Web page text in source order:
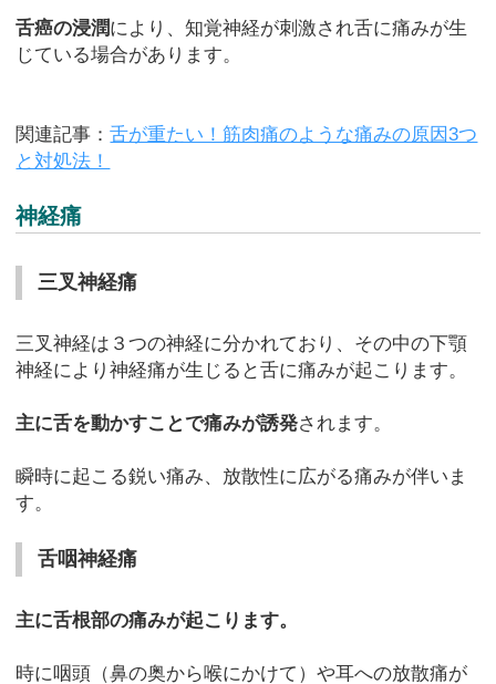
舌癌の浸潤により、知覚神経が刺激され舌に痛みが生
じている場合があります。
関連記事：舌が重たい！筋肉痛のような痛みの原因3つ
と対処法！
神経痛
三叉神経痛
三叉神経は３つの神経に分かれており、その中の下顎
神経により神経痛が生じると舌に痛みが起こります。
主に舌を動かすことで痛みが誘発されます。
瞬時に起こる鋭い痛み、放散性に広がる痛みが伴いま
す。
舌咽神経痛
主に舌根部の痛みが起こります。
時に咽頭（鼻の奥から喉にかけて）や耳への放散痛が